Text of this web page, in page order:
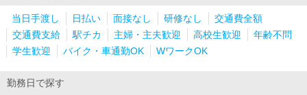
当日手渡し 日払い 面接なし 研修なし
交通費全額
交通費支給
駅チカ 主婦・主夫歓迎 高校生歓迎
年齢不問
学生歓迎
バイク・車通勤OK WワークOK
勤務日で探す